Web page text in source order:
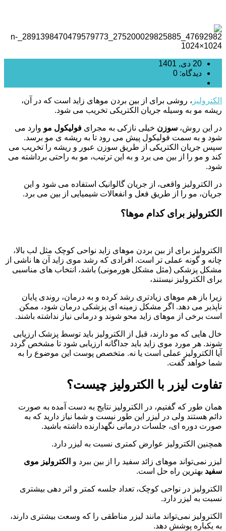
20 دی, 1401
دیدگاه: 0
الکترولیز ، روشی برای از بین بردن موهای زاید است که در آن،
ریشه مو به وسیله جریان الکتریکی تخریب می‌ شود.
در این روش، سوزن خیلی نازکی به مجرای فولیکول مو وارد می
‌شود و به سمت فولیکول پیش می ‌رود تا به ریشه ی مو برسد.
سپس جریان الکتریکی از طریق سوزن عبور و ریشه را تخریب می
‌کند و مو را از بین می ‌برد و به این ترتیب، مو به راحتی برداشته می
‌شود.
در الکترولیز واقعی، از جریان گالوانیک استفاده می شود و این
جریان، مو را از طریق فعل و انفعالات شیمیایی از بین می برد.
الکترولیز برای کدام موها؟
الکترولیز برای از بین بردن موهای زاید نواحی کوچک مثل لب بالا،
چانه و گونه عملی‌ تر است. افرادی که رشد موی زاید آن ها ناشی از
مشکل پزشکی (مثل مشکل هورمونی) باشد، انتخاب های مناسبی
برای الکترولیز نیستند،
زیرا باز هم موهای زیادتری رشد کرده و به درمان، روندی پایان
‌ناپذیر می ‌دهد. اگر مشکل زمینه‌ ای پزشکی درمان شود، ممکن
است برخی از موهای زاید محو شوند و درمانی نیاز نداشته باشند.
خال‌ هایی که مو دارند، قبل از الکترولیز باید توسط پزشک ارزیابی
شوند. هر مورد موی زاید باید جداگانه ارزیابی شود تا مشخص گردد
آیا الکترولیز عملی است یا نه. متخصص پوست این موضوع را به
شما خواهد گفت.
تفاوت لیزر با الکترولیز چیست؟
همان طور که گفتیم، در الکترولیز نتایج به دست آمده به صورت
دائم هستند ولی در لیزر این طور نیست و شما نیاز دارید که به
صورت دوره ای، جلسات درمانی نگهدارنده داشته باشید.
همچنین الکترولیز عوارض کمتری نسبت به لیزر دارد.
لیزر نمی‌تواند موهای زائد سفید را از بین ببرد و الکترولیز موی
سفید بهترین راه حل است.
الکترولیز در نواحی کوچک، تعداد جلسه کمتر و اثر دهی بیشتری
نسبت به لیزر دارد.
الکترولیز نمی‌تواند مانند لیزر مناطقی را که وسعت بیشتری دارند،
به یکباره پوشش دهد.